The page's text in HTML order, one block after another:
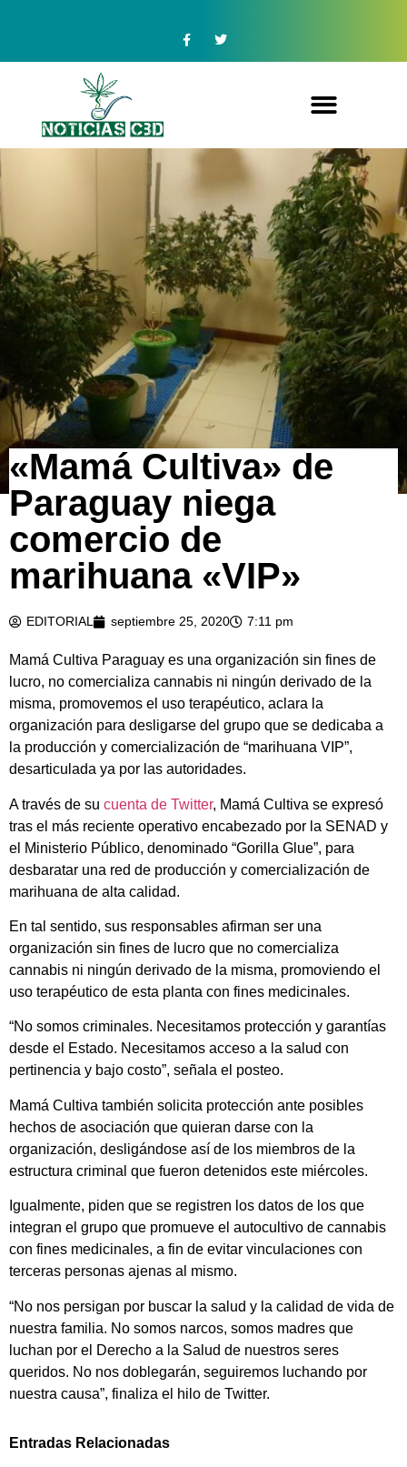
«Mamá Cultiva» de
Paraguay niega
comercio de
marihuana «VIP»
EDITORIAL septiembre 25, 2020 7:11 pm
Mamá Cultiva Paraguay es una organización sin fines de
lucro, no comercializa cannabis ni ningún derivado de la
misma, promovemos el uso terapéutico, aclara la
organización para desligarse del grupo que se dedicaba a
la producción y comercialización de “marihuana VIP”,
desarticulada ya por las autoridades.
A través de su cuenta de Twitter, Mamá Cultiva se expresó
tras el más reciente operativo encabezado por la SENAD y
el Ministerio Público, denominado “Gorilla Glue”, para
desbaratar una red de producción y comercialización de
marihuana de alta calidad.
En tal sentido, sus responsables afirman ser una
organización sin fines de lucro que no comercializa
cannabis ni ningún derivado de la misma, promoviendo el
uso terapéutico de esta planta con fines medicinales.
“No somos criminales. Necesitamos protección y garantías
desde el Estado. Necesitamos acceso a la salud con
pertinencia y bajo costo”, señala el posteo.
Mamá Cultiva también solicita protección ante posibles
hechos de asociación que quieran darse con la
organización, desligándose así de los miembros de la
estructura criminal que fueron detenidos este miércoles.
Igualmente, piden que se registren los datos de los que
integran el grupo que promueve el autocultivo de cannabis
con fines medicinales, a fin de evitar vinculaciones con
terceras personas ajenas al mismo.
“No nos persigan por buscar la salud y la calidad de vida de
nuestra familia. No somos narcos, somos madres que
luchan por el Derecho a la Salud de nuestros seres
queridos. No nos doblegarán, seguiremos luchando por
nuestra causa”, finaliza el hilo de Twitter.
Entradas Relacionadas